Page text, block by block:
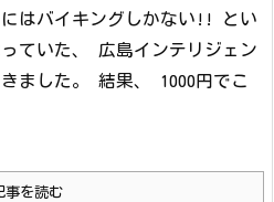
はバイキングしかない!! とい
ていた、 広島インテリジェン
ました。 結果、 1000円でこ
事を読む